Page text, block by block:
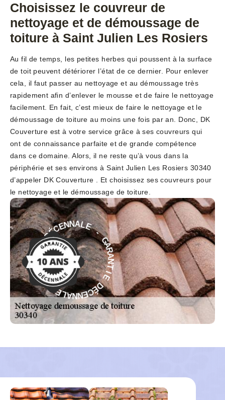
Choisissez le couvreur de
nettoyage et de démoussage de
toiture à Saint Julien Les Rosiers
Au fil de temps, les petites herbes qui poussent à la surface
de toit peuvent détériorer l’état de ce dernier. Pour enlever
cela, il faut passer au nettoyage et au démoussage très
rapidement afin d’enlever le mousse et de faire le nettoyage
facilement. En fait, c’est mieux de faire le nettoyage et le
démoussage de toiture au moins une fois par an. Donc, DK
Couverture est à votre service grâce à ses couvreurs qui
ont de connaissance parfaite et de grande compétence
dans ce domaine. Alors, il ne reste qu’à vous dans la
périphérie et ses environs à Saint Julien Les Rosiers 30340
d’appeler DK Couverture . Et choisissez ses couvreurs pour
le nettoyage et le démoussage de toiture.
G
A
R
A
N
T
I
E
D
É
C
E
N
NALE - GAR
A
N
T
I
E
D
É
C
E
N
N
A
L
E
-